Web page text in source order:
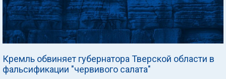
Кремль обвиняет губернатора Тверской области в
фальсификации "червивого салата"